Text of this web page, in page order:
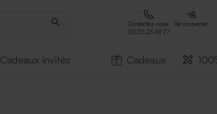
Contactez-nous
03 20 23 49 77
Se connecter
Cadeaux invités Cadeaux